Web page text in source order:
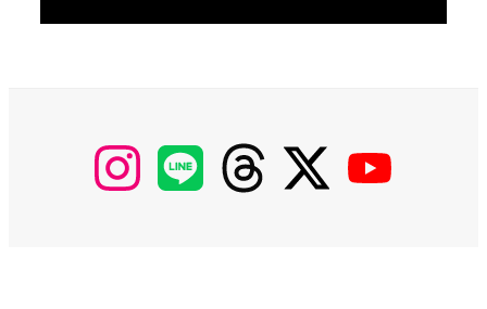
【Instagram】
MyKOBAKO
【LINE】 【threads】 【Twitter】